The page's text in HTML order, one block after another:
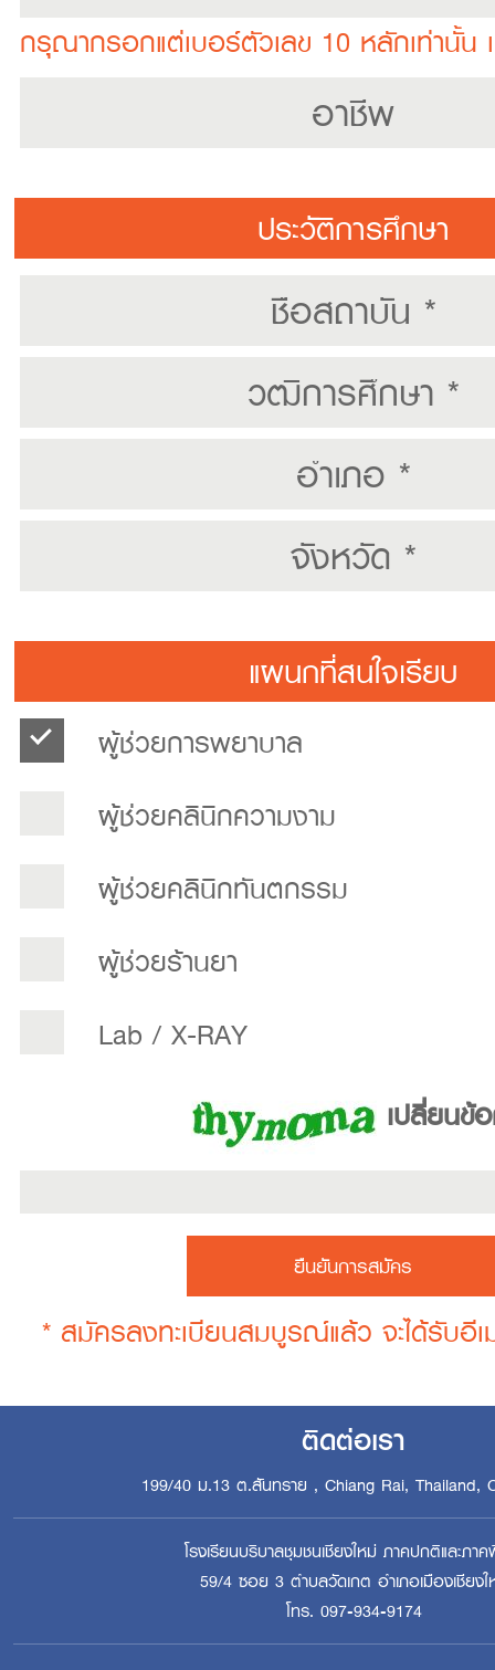
กรุณากรอกแต่เบอร์ตัวเลข 10 หลักเท่านั้น
ประวัติการศึกษา
แผนกที่สนใจเรียบ
ผู้ช่วยการพยาบาล
ผู้ช่วยคลินิกความงาม
ผู้ช่วยคลินิกทันตกรรม
ผู้ช่วยร้านยา
Lab / X-RAY
เปลี่ยนข้
* สมัครลงทะเบียนสมบูรณ์แล้ว จะได้รับอี
ติดต่อเรา
199/40 ม.13 ต.สันทราย , Chiang Rai, Thailand,
โรงเรียนบริบาลชุมชนเชียงใหม่ ภาคปกติและภาค
59/4 ซอย 3 ตำบลวัดเกต อำเภอเมืองเชียง
โทร. 097-934-9174